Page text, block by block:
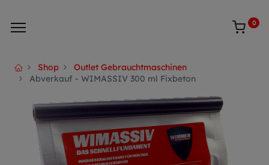
0
Shop
Outlet Gebrauchtmaschinen
Abverkauf - WIMASSIV 300 ml Fixbeton